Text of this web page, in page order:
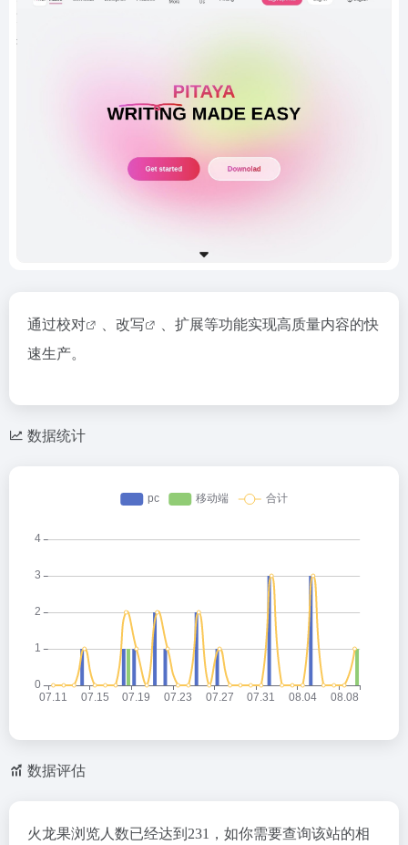
通过校对 改写
、扩展等功能实现高质量内容的快
速生产。
数据统计
数据评估
火龙果浏览人数已经达到231，如你需要查询该站的相